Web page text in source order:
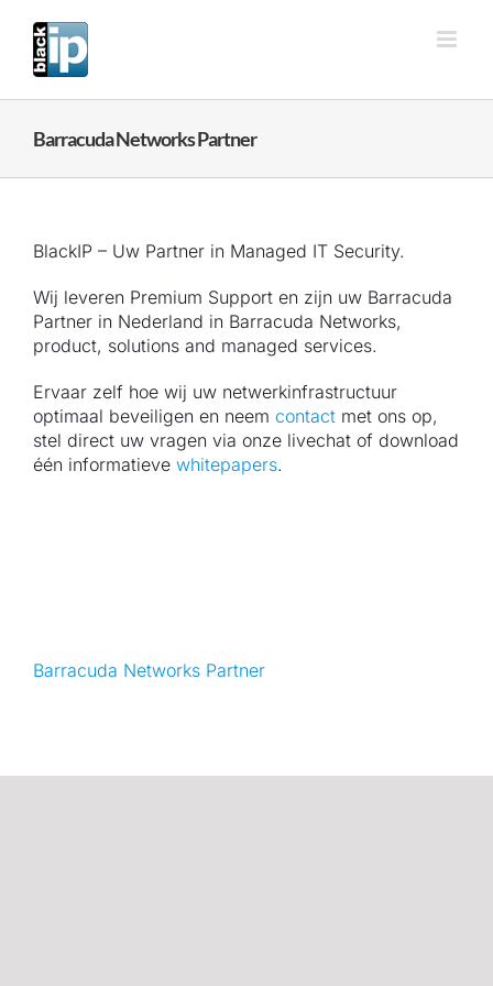
naar
inhoud
Barracuda Networks Partner
BlackIP – Uw Partner in Managed IT Security.
Wij leveren Premium Support en zijn uw Barracuda
Partner in Nederland in Barracuda Networks,
product, solutions and managed services.
Ervaar zelf hoe wij uw netwerkinfrastructuur
optimaal beveiligen en neem contact met ons op,
stel direct uw vragen via onze livechat of download
één informatieve whitepapers.
Barracuda Networks Partner